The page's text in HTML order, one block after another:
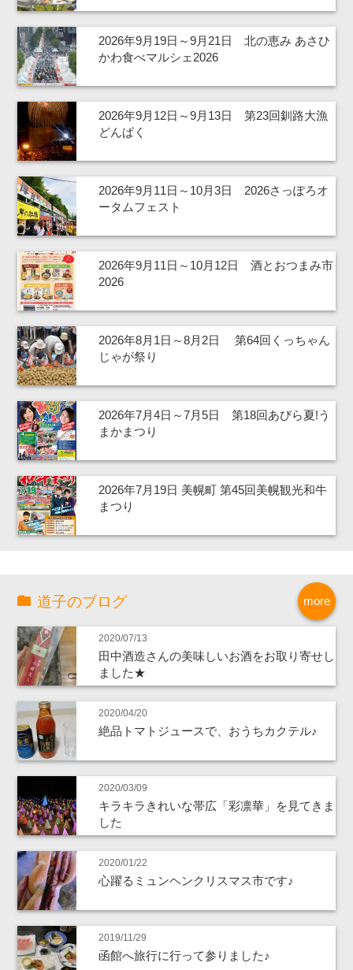
2026年9月19日～9月21日 北の恵み あさひ
かわ食べマルシェ2026
2026年9月12日～9月13日 第23回釧路大漁
どんぱく
2026年9月11日～10月3日 2026さっぽろオ
ータムフェスト
2026年9月11日～10月12日 酒とおつまみ市
2026
2026年8月1日～8月2日 第64回くっちゃん
じゃが祭り
2026年7月4日～7月5日 第18回あびら夏!う
まかまつり
2026年7月19日 美幌町 第45回美幌観光和牛
まつり
more
道子のブログ
2020/07/13
田中酒造さんの美味しいお酒をお取り寄せし
ました★
2020/04/20
絶品トマトジュースで、おうちカクテル♪
2020/03/09
キラキラきれいな帯広「彩凛華」を見てきま
した
2020/01/22
心躍るミュンヘンクリスマス市です♪
2019/11/29
函館へ旅行に行って参りました♪